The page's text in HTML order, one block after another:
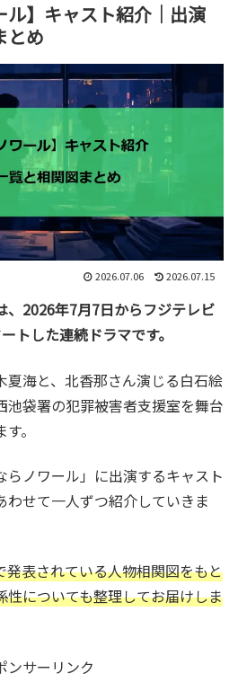
ル】キャスト紹介｜出演
とめ
2026.07.06 2026.07.15
、2026年7月7日からフジテレビ
トした連続ドラマです。
夏海と、北香那さん演じる白石絵
池袋署の犯罪被害者支援室を舞台
。
らノワール」に出演するキャスト
わせて一人ずつ紹介していきま
発表されている人物相関図をもと
性についても整理してお届けしま
ンサーリンク